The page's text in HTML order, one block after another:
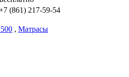
(861) 217-59-54
, Матрасы